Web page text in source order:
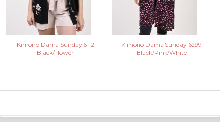
Kimono Dama Sunday 6112
Black/Flower
Kimono Dama Sunday 6299
Black/Pink/White